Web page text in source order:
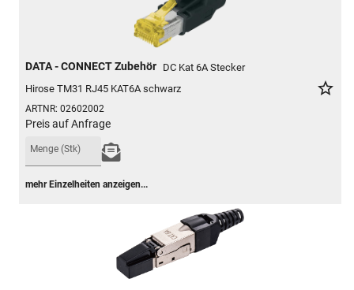
DATA - CONNECT Zubehör DC Kat 6A Stecker
Hirose TM31 RJ45 KAT6A schwarz
star_border
ARTNR: 02602002
Preis auf Anfrage
Menge (Stk)
mehr Einzelheiten anzeigen...